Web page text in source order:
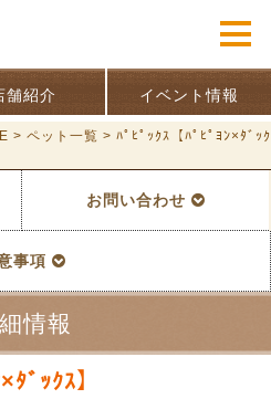
舗紹介 イベント情報
> ペット一覧 > ﾊﾟﾋﾟｯｸｽ【ﾊﾟﾋﾟﾖﾝ×ﾀﾞｯｸ
お問い合わせ
事項
情報
ﾀﾞｯｸｽ】